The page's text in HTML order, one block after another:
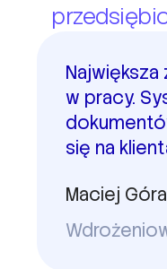
Największa
w pracy.
się na
Maciej